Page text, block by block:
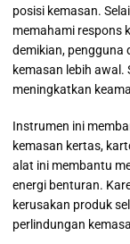
posisi kemasan.
memahami respons
demikian,
kemasan lebih
meningkatkan
Instrumen ini
kemasan kertas,
alat ini membantu
energi benturan.
kerusakan produk
perlindungan